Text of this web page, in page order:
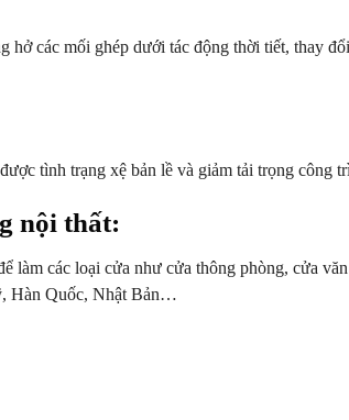
các mối ghép dưới tác động thời tiết, thay
tình trạng xệ bản lề và giảm tải trọng công
nội thất:
các loại cửa như cửa thông phòng, cửa
Hàn Quốc, Nhật Bản…